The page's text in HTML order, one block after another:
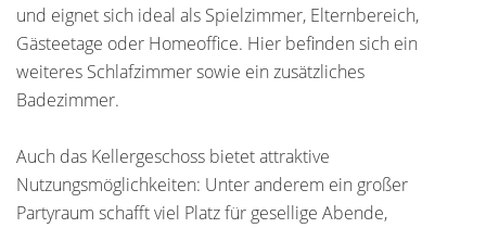
und eignet sich ideal als Spielzimmer, Elternbereich,
Gästeetage oder Homeoffice. Hier befinden sich ein
weiteres Schlafzimmer sowie ein zusätzliches
Badezimmer.
Auch das Kellergeschoss bietet attraktive
Nutzungsmöglichkeiten: Unter anderem ein großer
Partyraum schafft viel Platz für gesellige Abende,